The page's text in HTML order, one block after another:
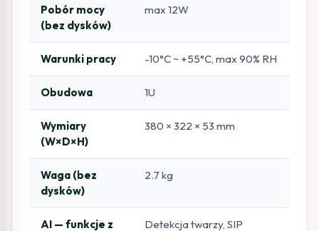
Pobór mocy
(bez dysków)
max 12W
Warunki pracy -10°C ~ +55°C, max 90% RH
Obudowa 1U
Wymiary
(W×D×H)
380 × 322 × 53 mm
Waga (bez
dysków)
2.7 kg
AI — funkcje z Detekcja twarzy, SIP